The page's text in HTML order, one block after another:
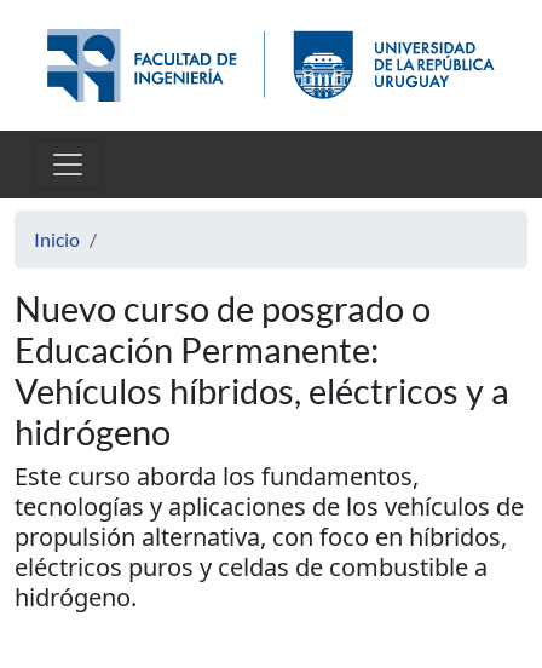
Inicio
Nuevo curso de posgrado o
Educación Permanente:
Vehículos híbridos, eléctricos y a
hidrógeno
Este curso aborda los fundamentos,
tecnologías y aplicaciones de los vehículos de
propulsión alternativa, con foco en híbridos,
eléctricos puros y celdas de combustible a
hidrógeno.